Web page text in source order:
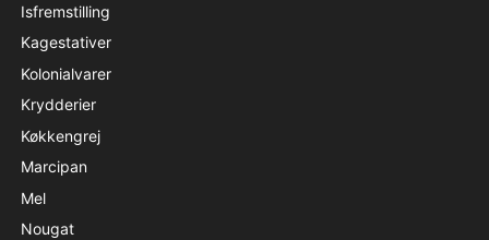
Isfremstilling
Kagestativer
Kolonialvarer
Krydderier
Køkkengrej
Marcipan
Mel
Nougat